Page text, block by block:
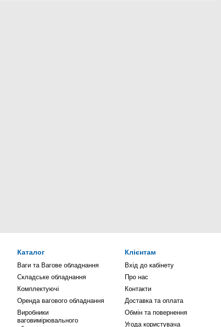
Каталог
Ваги та Вагове обладнання
Складське обладнання
Комплектуючі
Оренда вагового обладнання
Виробники
ваговимірювального
Клієнтам
Вхід до кабінету
Про нас
Контакти
Доставка та оплата
Обмін та повернення
Угода користувача